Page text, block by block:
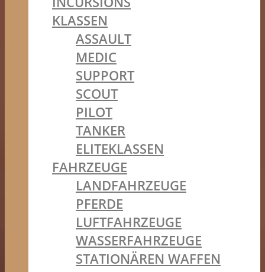
KLASSEN
ASSAULT
MEDIC
SUPPORT
SCOUT
PILOT
TANKER
ELITEKLASSEN
FAHRZEUGE
LANDFAHRZEUGE
PFERDE
LUFTFAHRZEUGE
WASSERFAHRZEUGE
STATIONÄREN WAFFEN